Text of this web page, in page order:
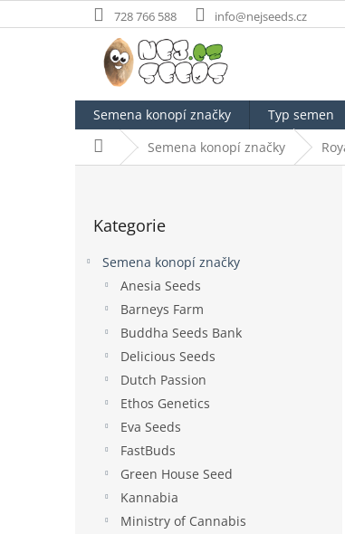
na
728 766 588 info@nejseeds.cz
Semena konopí značky Typ semen
Domů Semena konopí značky
kategorie
Kategorie
Semena konopí značky
Anesia Seeds
Barneys Farm
Buddha Seeds Bank
Delicious Seeds
Dutch Passion
Ethos Genetics
Eva Seeds
FastBuds
Green House Seed
Kannabia
Ministry of Cannabis